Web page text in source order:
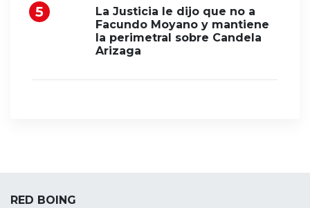
La Justicia le dijo que no a
Facundo Moyano y mantiene
la perimetral sobre Candela
Arizaga
RED BOING